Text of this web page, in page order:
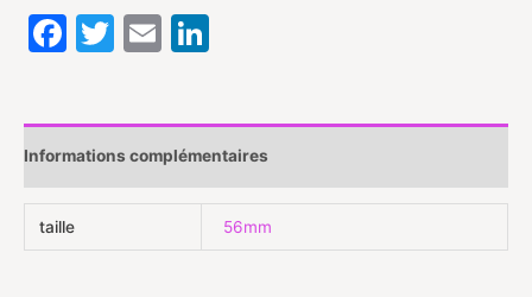
Facebook
Twitter
Email
Informations complémentaires
taille 56mm